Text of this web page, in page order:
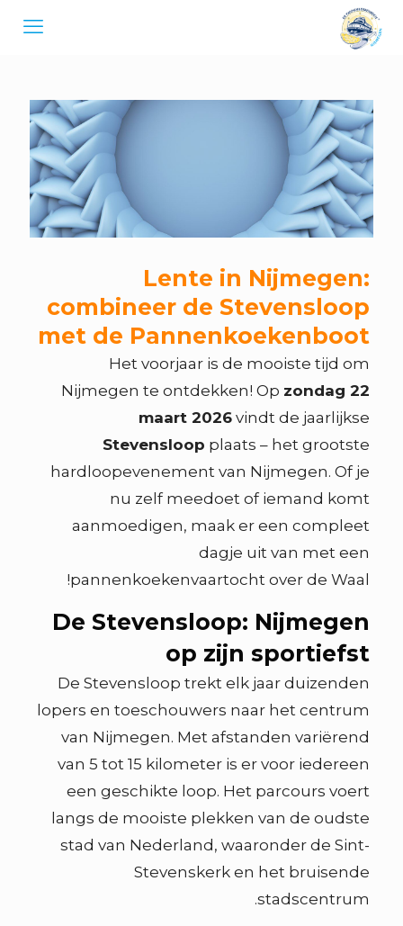
Lente in Nijmegen:
combineer de Stevensloop
met de Pannenkoekenboot
Het voorjaar is de mooiste tijd om
Nijmegen te ontdekken! Op zondag 22
maart 2026 vindt de jaarlijkse
Stevensloop plaats – het grootste
hardloopevenement van Nijmegen. Of je
nu zelf meedoet of iemand komt
aanmoedigen, maak er een compleet
dagje uit van met een
pannenkoekenvaartocht over de Waal!
De Stevensloop: Nijmegen
op zijn sportiefst
De Stevensloop trekt elk jaar duizenden
lopers en toeschouwers naar het centrum
van Nijmegen. Met afstanden variërend
van 5 tot 15 kilometer is er voor iedereen
een geschikte loop. Het parcours voert
langs de mooiste plekken van de oudste
stad van Nederland, waaronder de Sint-
Stevenskerk en het bruisende
stadscentrum.